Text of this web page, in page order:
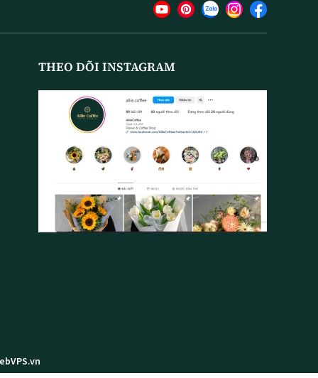
THEO DÕI INSTAGRAM